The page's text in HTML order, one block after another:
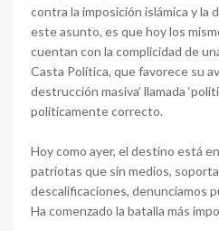
contra la imposición islámica y la
este asunto, es que hoy los
cuentan con la complicidad de
Casta Política, que favorece su
destrucción masiva’ llamada
políticamente correcto.
Hoy como ayer, el destino está
patriotas que sin medios,
descalificaciones, denunciamos
Ha comenzado la batalla más